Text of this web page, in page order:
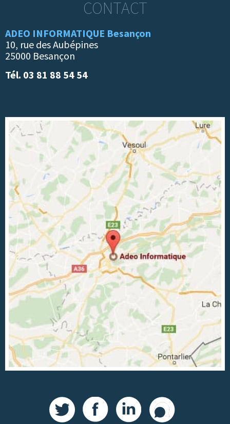
CONTACT
ADEO INFORMATIQUE Besançon
10, rue des Aubépines
25000 Besançon
Tél. 03 81 88 54 54